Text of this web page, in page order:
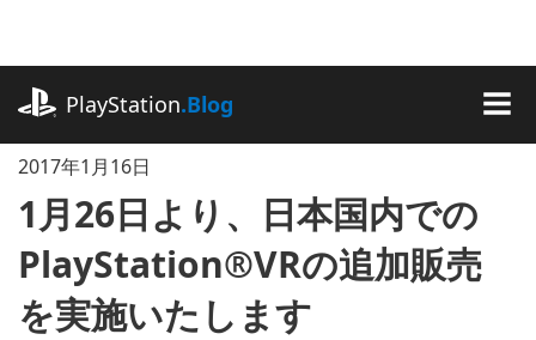
に
キ
ッ
プ
PlayStation.Blog
2017年1月16日
1月26日より、日本国内での
PlayStation®VRの追加販売
を実施いたします